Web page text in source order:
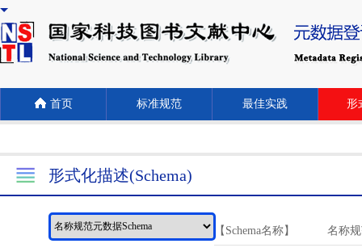
首页 标准规范 最佳实践 形
形式化描述(Schema)
【Schema名称】 名称规